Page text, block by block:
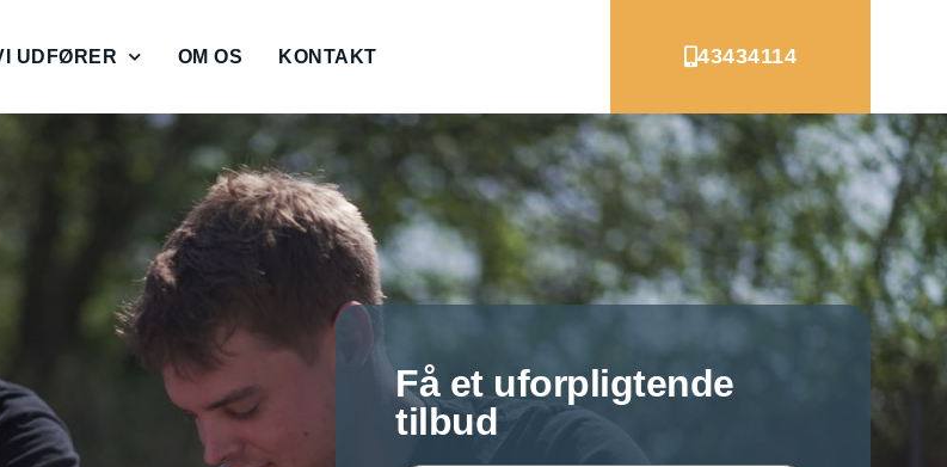
UDFØRER OM OS KONTAKT 43434114
Få et uforpligtende
tilbud